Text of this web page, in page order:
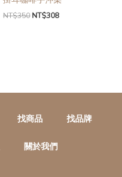
NT$350 NT$308
找商品 找品牌
關於我們